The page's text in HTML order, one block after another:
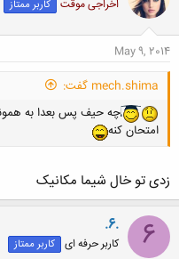
اخراجی موقت کاربر ممتاز
May 9, 2014
mech.shima گفت:
چه حیف پس بعدا به
امتحان کنه
زدی تو خال شیما مکانیک
6
.6.
کاربر حرفه ای کاربر ممتاز